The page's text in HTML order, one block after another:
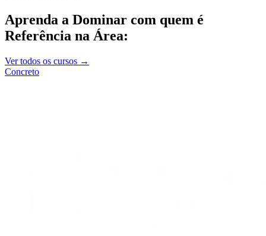
Aprenda a Dominar com quem é
Referência na Área:
Ver todos os cursos →
Concreto